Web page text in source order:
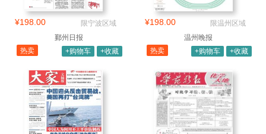
¥198.00
限宁波区域
鄞州日报
热卖
+购物车 +收藏
¥198.00
限温州区域
温州晚报
热卖
+购物车 +收藏